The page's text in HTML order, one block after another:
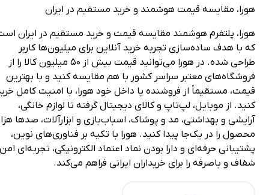
مقایسه قیمت هوشمند و خرید مستقیم در ایران
پلتفرم هوشمند مقایسه قیمت و خرید مستقیم در ایران است
با هدف ساده‌سازی تجربه خرید آنلاین برای میلیون‌ها کاربر
طراحی شده. در هورا می‌توانید قیمت بیش از ۵۰ میلیون کالا را از
معتبر سراسر کشور با هم مقایسه کنید و با بهترین
مستقیماً از فروشنده یا داخل خود هورا، با امنیت کامل خرید
از موبایل، لپ‌تاپ و کالای دیجیتال گرفته تا لوازم خانگی،
و بهداشتی، مد و پوشاک، اسباب‌بازی و ابزارآلات، صدها هزار
را در یک‌جا پیدا کنید. هورا با تکیه بر فناوری‌های نوین،
حرفه‌ای و دارا بودن نماد اعتماد الکترونیکی، تجربه‌ای امن،
و باصرفه را برای خریداران ایرانی فراهم می‌کند.